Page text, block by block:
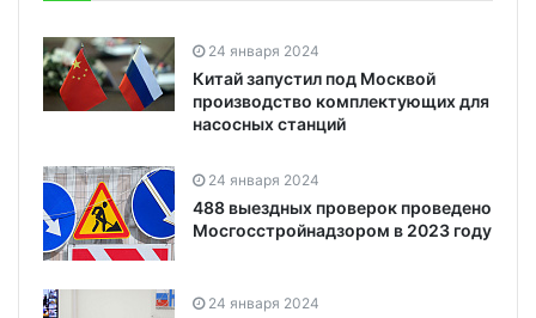
24 января 2024
Китай запустил под Москвой
производство комплектующих для
насосных станций
24 января 2024
488 выездных проверок проведено
Мосгосстройнадзором в 2023 году
24 января 2024